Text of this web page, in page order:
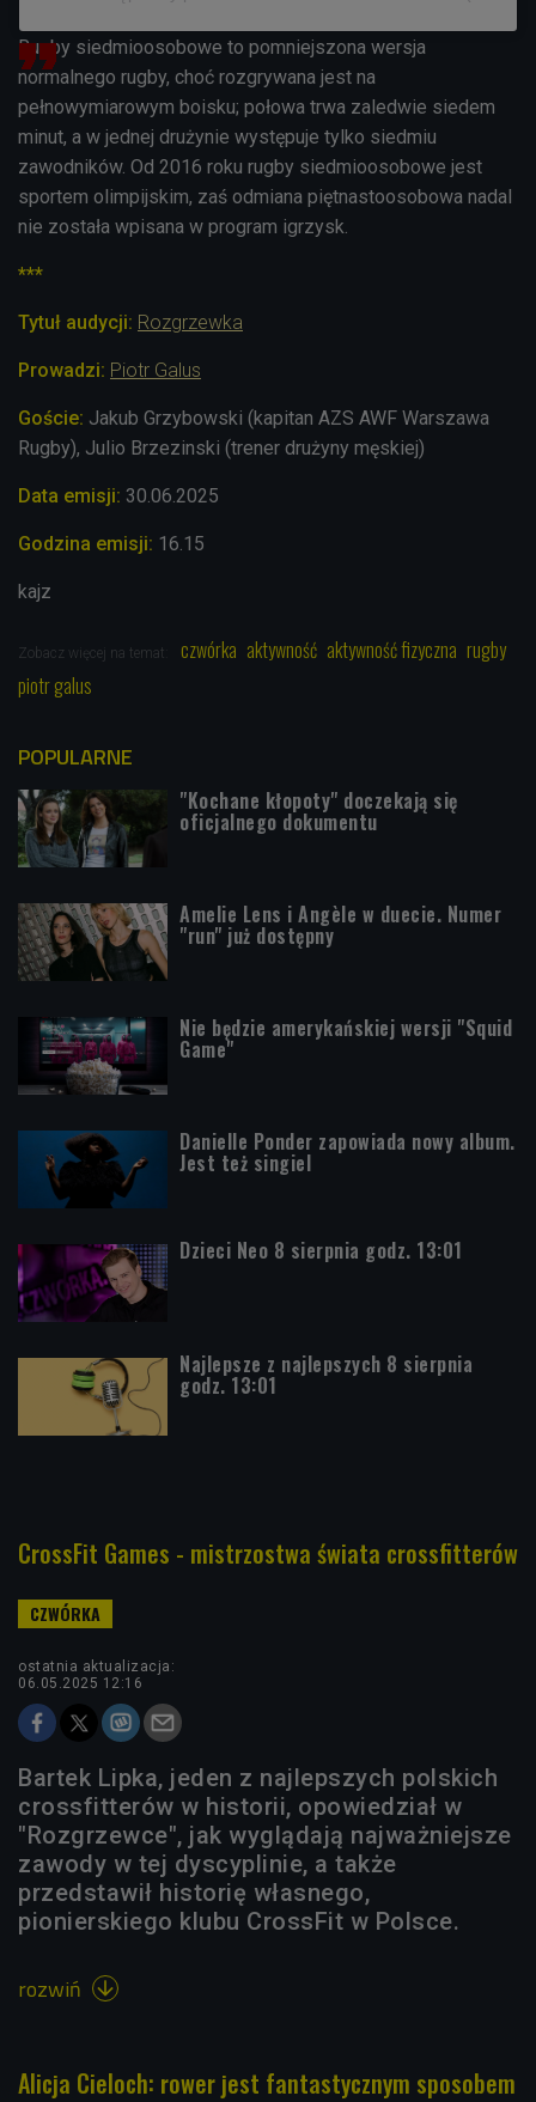
Rugby siedmioosobowe to pomniejszona wersja
normalnego rugby, choć rozgrywana jest na
pełnowymiarowym boisku; połowa trwa zaledwie siedem
minut, a w jednej drużynie występuje tylko siedmiu
zawodników. Od 2016 roku rugby siedmioosobowe jest
sportem olimpijskim, zaś odmiana piętnastoosobowa nadal
nie została wpisana w program igrzysk.
***
Tytuł audycji: Rozgrzewka
Prowadzi: Piotr Galus
Goście: Jakub Grzybowski (kapitan AZS AWF Warszawa
Rugby), Julio Brzezinski (trener drużyny męskiej)
Data emisji: 30 .06.2025
Godzina emisji: 16.15
kajz
Zobacz więcej na temat: czwórka aktywność aktywność fizyczna rugby
piotr galus
POPULARNE
"Kochane kłopoty" doczekają się
oficjalnego dokumentu
Amelie Lens i Angèle w duecie. Numer
"run" już dostępny
Nie będzie amerykańskiej wersji "Squid
Game"
Danielle Ponder zapowiada nowy album.
Jest też singiel
Dzieci Neo 8 sierpnia godz. 13:01
Najlepsze z najlepszych 8 sierpnia
godz. 13:01
CrossFit Games - mistrzostwa świata crossfitterów
ostatnia aktualizacja:
06.05.2025 12:16
Bartek Lipka, jeden z najlepszych polskich
crossfitterów w historii, opowiedział w
"Rozgrzewce", jak wyglądają najważniejsze
zawody w tej dyscyplinie, a także
przedstawił historię własnego,
pionierskiego klubu CrossFit w Polsce.
rozwiń 
Alicja Cieloch: rower jest fantastycznym sposobem